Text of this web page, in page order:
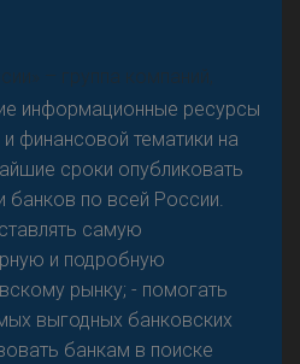
рынке автокредитов не
- «Интервью»
– группа компаний,
информационные ресурсы
финансовой тематики на
сроки опубликовать
по всей России.
самую
и подробную
рынку; - помогать
выгодных банковских
банкам в поиске